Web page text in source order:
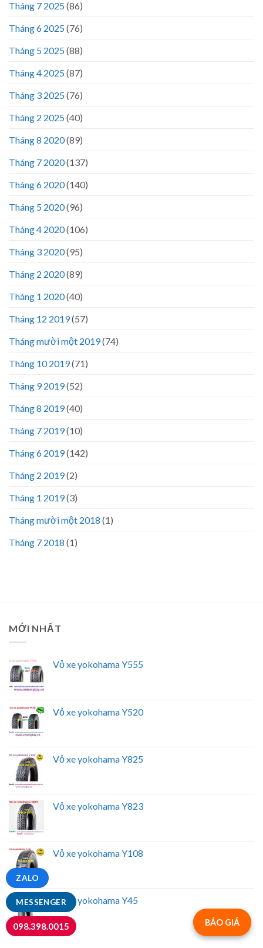
MESSENGER
ZALO
098.398.0015
Tháng 7 2025(86)
Tháng 6 2025(76)
Tháng 5 2025(88)
Tháng 4 2025(87)
Tháng 3 2025(76)
Tháng 2 2025(40)
Tháng 8 2020(89)
Tháng 7 2020(137)
Tháng 6 2020(140)
Tháng 5 2020(96)
Tháng 4 2020(106)
Tháng 3 2020(95)
Tháng 2 2020(89)
Tháng 1 2020(40)
Tháng 12 2019(57)
Tháng mười một 2019(74)
Tháng 10 2019(71)
Tháng 9 2019(52)
Tháng 8 2019(40)
Tháng 7 2019(10)
Tháng 6 2019(142)
Tháng 2 2019(2)
Tháng 1 2019(3)
Tháng mười một 2018 (1)
Tháng 7 2018 (1)
MỚI NHẤT
Vỏ xe yokohama Y555
Vỏ xe yokohama Y520
Vỏ xe yokohama Y825
Vỏ xe yokohama Y823
Vỏ xe yokohama Y108
Vỏ xe yokohama Y45
BÁO GIÁ